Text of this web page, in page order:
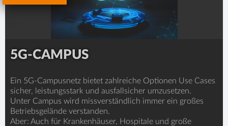
5G-CAMPUS
Ein 5G-Campusnetz bietet zahlreiche Optionen Use Cases
sicher, leistungsstark und ausfallsicher umzusetzen.
Unter Campus wird missverständlich immer ein großes
Betriebsgelände verstanden.
Aber: Auch für Krankenhäuser, Hospitale und große